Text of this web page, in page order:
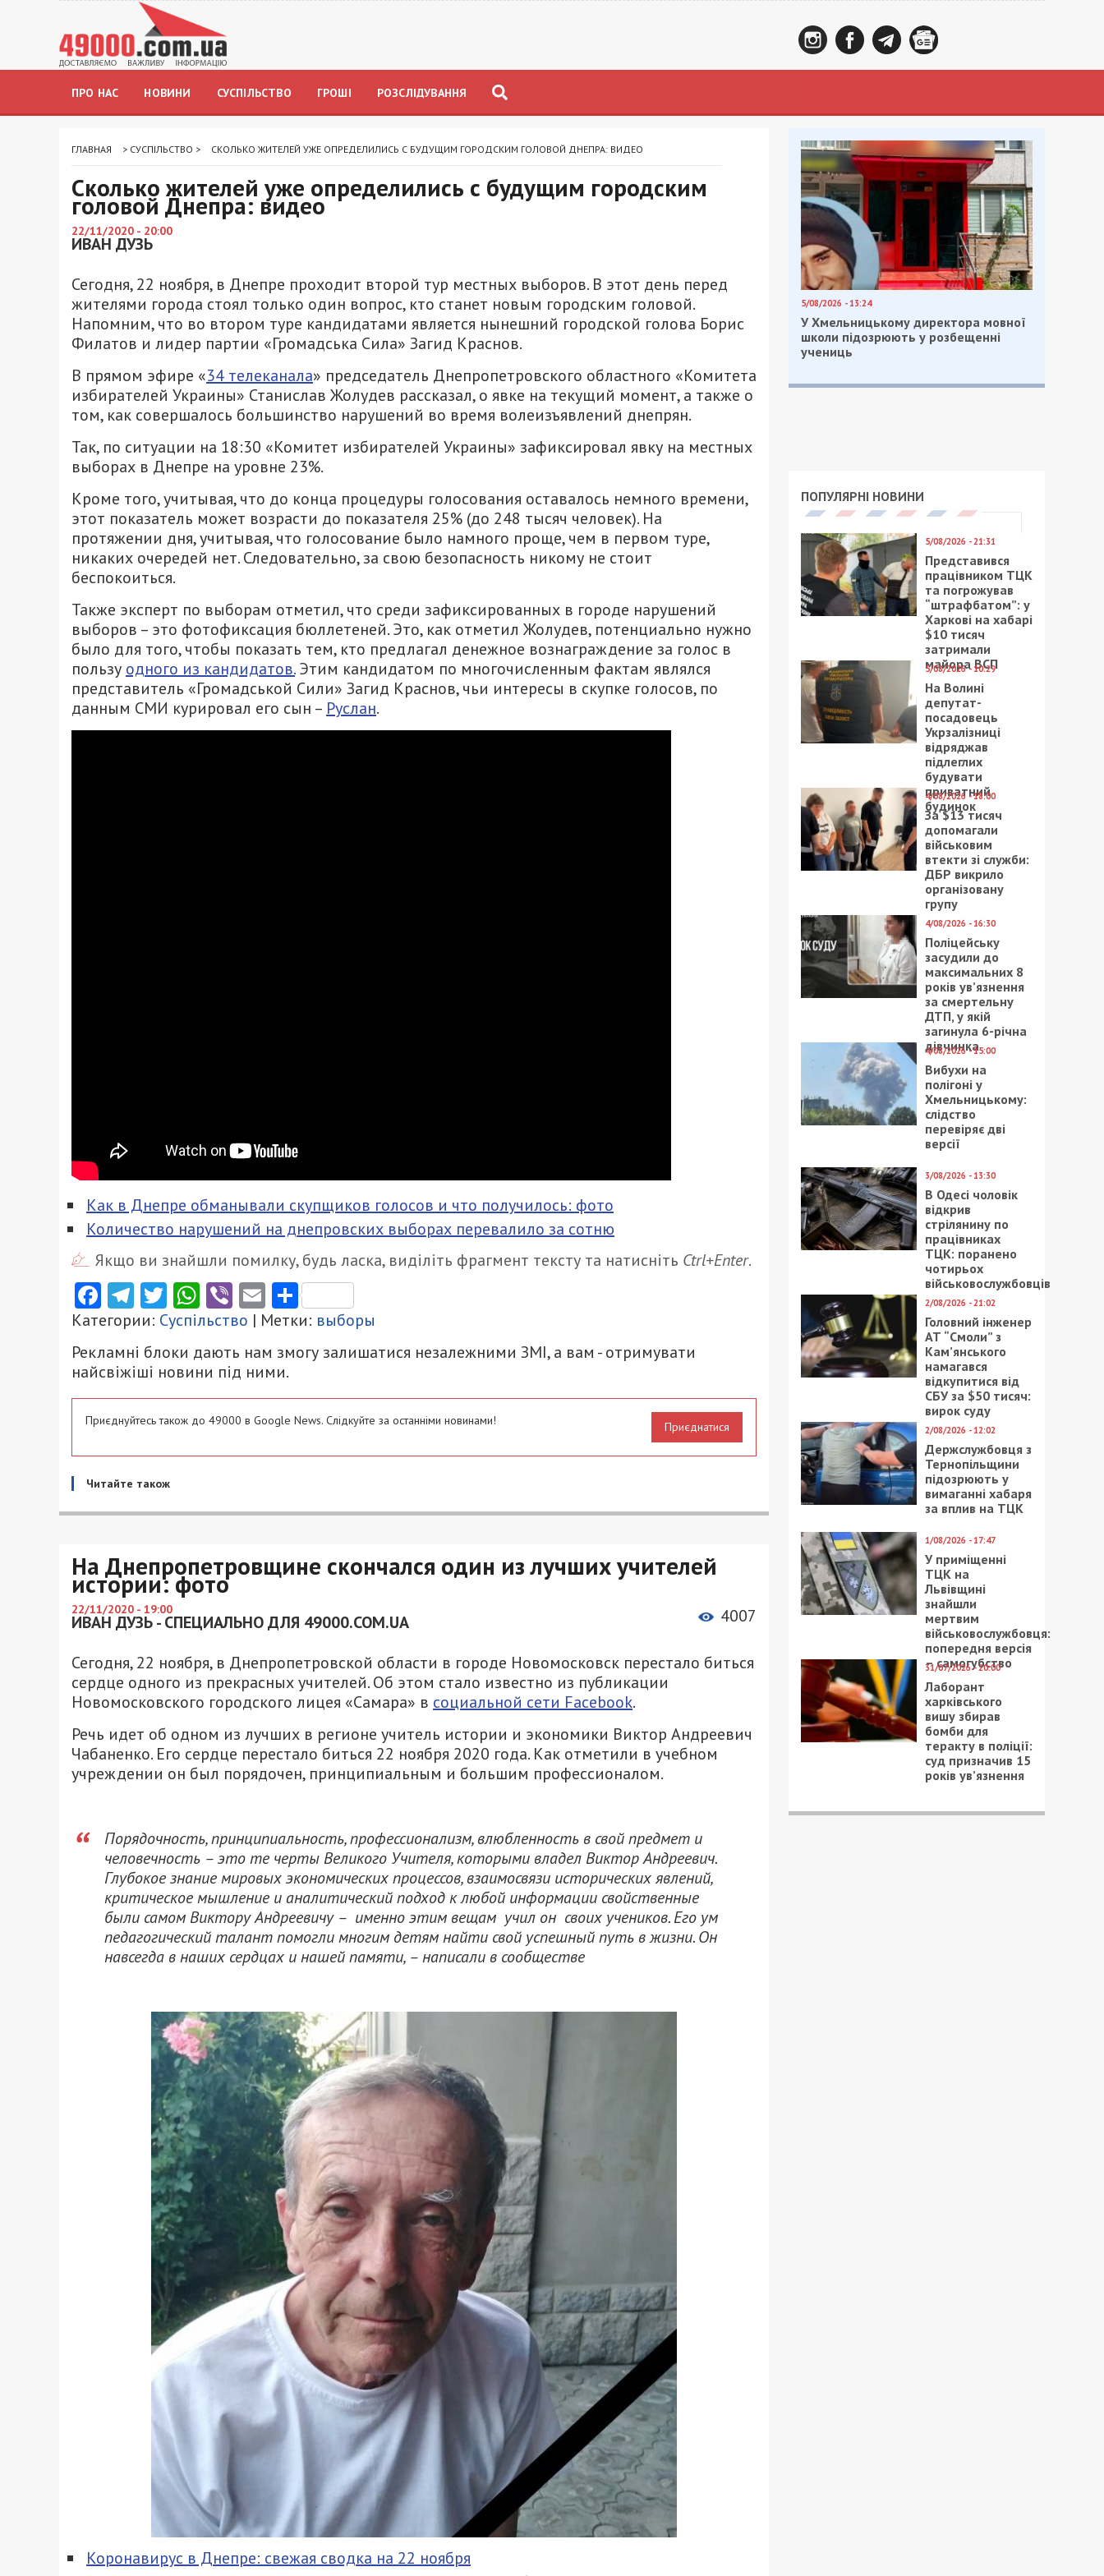
ПРО НАС НОВИНИ СУСПІЛЬСТВО ГРОШІ РОЗСЛІДУВАННЯ
ГЛАВНАЯ > СУСПІЛЬСТВО > СКОЛЬКО ЖИТЕЛЕЙ УЖЕ ОПРЕДЕЛИЛИСЬ С БУДУЩИМ ГОРОДСКИМ ГОЛОВОЙ ДНЕПРА: ВИДЕО
Сколько жителей уже определились с будущим городским
головой Днепра: видео
22/11/2020 - 20:00
ИВАН ДУЗЬ
Сегодня, 22 ноября, в Днепре проходит второй тур местных выборов. В этот день перед
жителями города стоял только один вопрос, кто станет новым городским головой.
Напомним, что во втором туре кандидатами является нынешний городской голова Борис
Филатов и лидер партии «Громадська Сила» Загид Краснов.
В прямом эфире «34 телеканала» председатель Днепропетровского областного «Комитета
избирателей Украины» Станислав Жолудев рассказал, о явке на текущий момент, а также о
том, как совершалось большинство нарушений во время волеизъявлений днепрян.
Так, по ситуации на 18:30 «Комитет избирателей Украины» зафиксировал явку на местных
выборах в Днепре на уровне 23%.
Кроме того, учитывая, что до конца процедуры голосования оставалось немного времени,
этот показатель может возрасти до показателя 25% (до 248 тысяч человек). На
протяжении дня, учитывая, что голосование было намного проще, чем в первом туре,
никаких очередей нет. Следовательно, за свою безопасность никому не стоит
беспокоиться.
Также эксперт по выборам отметил, что среди зафиксированных в городе нарушений
выборов – это фотофиксация бюллетеней. Это, как отметил Жолудев, потенциально нужно
было для того, чтобы показать тем, кто предлагал денежное вознаграждение за голос в
пользу одного из кандидатов.Этим кандидатом по многочисленным фактам являлся
представитель «Громадськой Сили» Загид Краснов, чьи интересы в скупке голосов, по
данным СМИ курировал его сын – Руслан.
Как в Днепре обманывали скупщиков голосов и что получилось: фото
Количество нарушений на днепровских выборах перевалило за сотню
Якщо ви знайшли помилку, будь ласка, виділіть фрагмент тексту та натисніть Ctrl+Enter.
Facebook
Telegram
Twitter
WhatsApp
ViberEmailПоділитися
Категории: Суспільство | Метки: выборы
Рекламні блоки дають нам змогу залишатися незалежними ЗМІ, а вам - отримувати
найсвіжіші новини під ними.
Приєднуйтесь також до 49000 в Google News. Слідкуйте за останніми новинами! Приєднатися
Читайте також
На Днепропетровщине скончался один из лучших учителей
истории: фото
22/11/2020 - 19:00
ИВАН ДУЗЬ - СПЕЦИАЛЬНО ДЛЯ 49000.COM.UA 4007
Сегодня, 22 ноября, в Днепропетровской области в городе Новомосковск перестало биться
сердце одного из прекрасных учителей. Об этом стало известно из публикации
Новомосковского городского лицея «Самара» в социальной сети Facebook.
Речь идет об одном из лучших в регионе учитель истории и экономики Виктор Андреевич
Чабаненко. Его сердце перестало биться 22 ноября 2020 года. Как отметили в учебном
учреждении он был порядочен, принципиальным и большим профессионалом.
Порядочность, принципиальность, профессионализм, влюбленность в свой предмет и
человечность – это те черты Великого Учителя, которыми владел Виктор Андреевич.
Глубокое знание мировых экономических процессов, взаимосвязи исторических явлений,
критическое мышление и аналитический подход к любой информации свойственные
были самом Виктору Андреевичу – именно этим вещам учил он своих учеников. Его ум
педагогический талант помогли многим детям найти свой успешный путь в жизни. Он
навсегда в наших сердцах и нашей памяти, – написали в сообществе
Коронавирус в Днепре: свежая сводка на 22 ноября
5/08/2026 - 13:24
У Хмельницькому директора мовної
школи підозрюють у розбещенні
учениць
ПОПУЛЯРНІ НОВИНИ
5/08/2026 - 21:31
Представився
працівником ТЦК
та погрожував
“штрафбатом”: у
Харкові на хабарі
$10 тисяч
затримали
майора ВСП
5/08/2026 - 10:29
На Волині
депутат-
посадовець
Укрзалізниці
відряджав
підлеглих
будувати
приватний
будинок
4/08/2026 - 18:00
За $13 тисяч
допомагали
військовим
втекти зі служби:
ДБР викрило
організовану
групу
4/08/2026 - 16:30
Поліцейську
засудили до
максимальних 8
років ув’язнення
за смертельну
ДТП, у якій
загинула 6-річна
дівчинка
4/08/2026 - 15:00
Вибухи на
полігоні у
Хмельницькому:
слідство
перевіряє дві
версії
3/08/2026 - 13:30
В Одесі чоловік
відкрив
стрілянину по
працівниках
ТЦК: поранено
чотирьох
військовослужбовців
2/08/2026 - 21:02
Головний інженер
АТ “Смоли” з
Кам’янського
намагався
відкупитися від
СБУ за $50 тисяч:
вирок суду
2/08/2026 - 12:02
Держслужбовця з
Тернопільщини
підозрюють у
вимаганні хабаря
за вплив на ТЦК
1/08/2026 - 17:47
У приміщенні
ТЦК на
Львівщині
знайшли
мертвим
військовослужбовця:
попередня версія
– самогубство
31/07/2026 - 20:00
Лаборант
харківського
вишу збирав
бомби для
теракту в поліції:
суд призначив 15
років ув’язнення